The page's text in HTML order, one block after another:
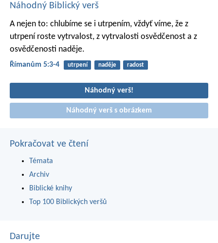
Náhodný Biblický verš
A nejen to: chlubíme se i utrpením, vždyť víme, že z
utrpení roste vytrvalost, z vytrvalosti osvědčenost a z
osvědčenosti naděje.
Římanům 5:3-4 utrpení naděje radost
Náhodný verš!
Náhodný verš s obrázkem
Pokračovat ve čtení
Témata
Archiv
Biblické knihy
Top 100 Biblických veršů
Darujte